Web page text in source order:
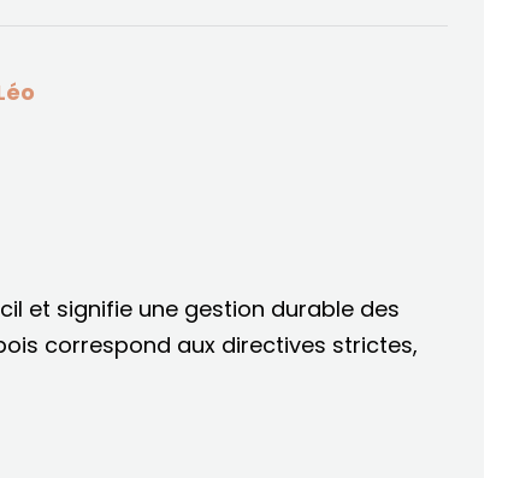
et signifie une gestion durable des
correspond aux directives strictes,